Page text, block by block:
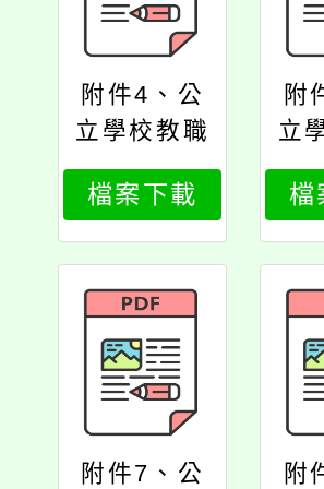
附件4、公
立學校教職
員個人專戶
制退撫儲金
投資選擇實
施辦法總說
明
檔案下載
附
立
員
制
委
檔
附件7、公
附